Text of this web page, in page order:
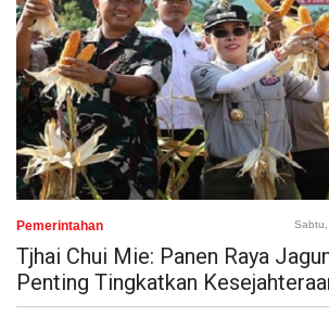
Pemerintahan
Tjhai Chui Mie: Panen Raya
Penting Tingkatkan